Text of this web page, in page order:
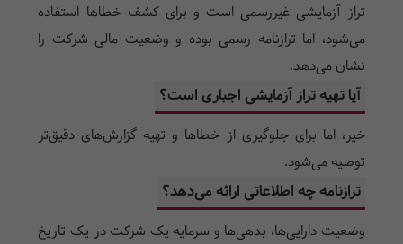
تراز آزمایشی غیررسمی است و برای کشف خطاها استفاده
می‌شود، اما ترازنامه رسمی بوده و وضعیت مالی شرکت را
نشان می‌دهد.
آیا تهیه تراز آزمایشی اجباری است؟
خیر، اما برای جلوگیری از خطاها و تهیه گزارش‌های دقیق‌تر
توصیه می‌شود.
ترازنامه چه اطلاعاتی ارائه می‌دهد؟
وضعیت دارایی‌ها، بدهی‌ها و سرمایه یک شرکت در یک تاریخ